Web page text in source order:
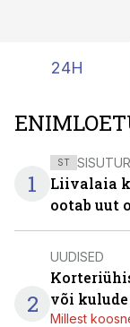
24H
1
ST
Liivalaia
ootab uut
2
UUDISED
või
Millest